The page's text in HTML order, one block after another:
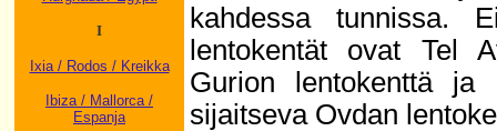
I
Ixia / Rodos / Kreikka
Ibiza / Mallorca /
Espanja
kahdessa tunnissa.
lentokentät ovat Tel
Gurion lentokenttä ja
sijaitseva Ovdan